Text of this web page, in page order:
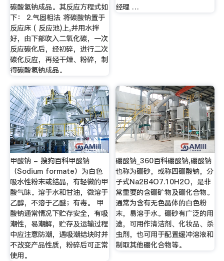
碳酸氢钠成品。其反应方程式如
下： 2.气固相法 将碳酸钠置于
反应床 ( 反应池)上,并用水拌
好，由下部吹入二氧化碳，一次
反应碳化后，经初碎，进行二次
碳化反应，再经干燥、粉碎，制
得碳酸氢钠成品。
经理 …
甲酸钠 - 搜狗百科甲酸钠
（Sodium formate）为白色
吸水性粉末或结晶，有轻微的甲
酸气味。溶于水和甘油，微溶于
乙醇，不溶于乙醚；有毒。 甲
酸钠通常情况下贮存安全，有吸
潮性，易潮解，贮存及运输过程
中应注意防潮，遇吸潮结块时并
不改变产品性质，粉碎后可正常
使用。
硼酸钠_360百科硼酸钠,硼酸钠
也称为硼砂，或称四硼酸钠，分
子式Na2B4O7.10H2O，是非
常重要的含硼矿物及硼化合物。
通常为含有无色晶体的白色粉
末，易溶于水。硼砂有广泛的用
途，可用作清洁剂、化妆品、杀
虫剂，也可用于配置缓冲溶液和
制取其他硼化合物等。